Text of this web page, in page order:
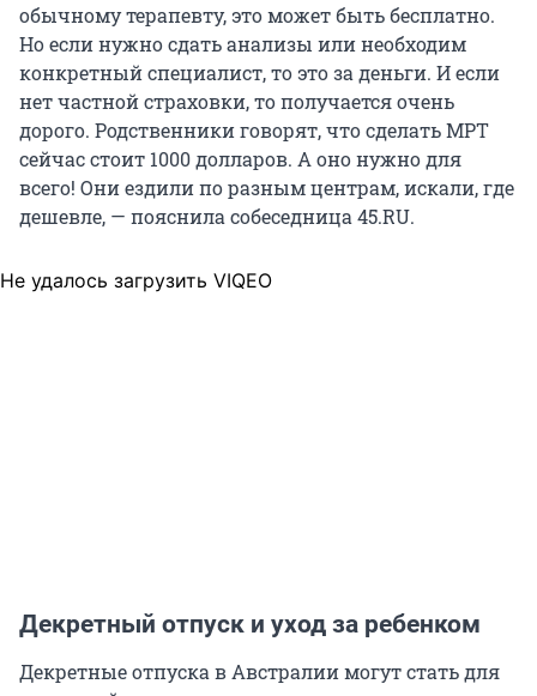
обычному терапевту, это может быть бесплатно.
Но если нужно сдать анализы или необходим
конкретный специалист, то это за деньги. И если
нет частной страховки, то получается очень
дорого. Родственники говорят, что сделать МРТ
сейчас стоит 1000 долларов. А оно нужно для
всего! Они ездили по разным центрам, искали, где
дешевле, — пояснила собеседница 45.RU.
Не удалось загрузить VIQEO
Декретный отпуск и уход за ребенком
Декретные отпуска в Австралии могут стать для